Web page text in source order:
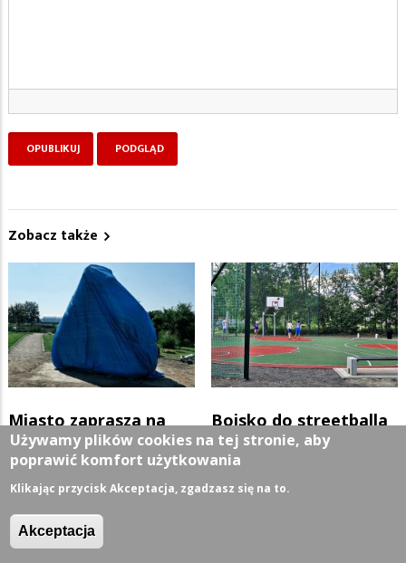
Zobacz także
Miasto zaprasza na
odsłonięcie
tajemniczej instalacji
Arkadia
Boisko do streetballa
może w przyszłym
roku
Używamy plików cookies na tej stronie, aby
poprawić komfort użytkowania
Klikając przycisk Akceptacja, zgadzasz się na to.
Akceptacja